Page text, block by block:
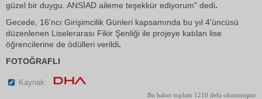
güzel bir duygu. ANSİAD aileme teşekkür ediyorum" dedi.
Gecede, 16'ncı Girişimcilik Günleri kapsamında bu yıl 4'üncüsü
düzenlenen Liselerarası Fikir Şenliği ile projeye katılan lise
öğrencilerine de ödülleri verildi.
FOTOĞRAFLI
Kaynak:
Bu haber toplam 1210 defa okunmuştur